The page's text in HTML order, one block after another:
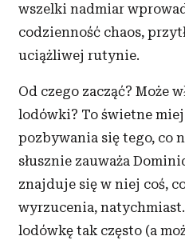
wszelki nadmiar
codzienność chaos,
uciążliwej rutynie.
Od czego zacząć? Może
lodówki? To świetne
pozbywania się tego, co
słusznie zauważa
znajduje się w niej coś,
wyrzucenia,
lodówkę tak często (a